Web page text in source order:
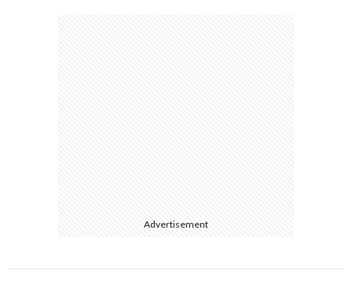
Advertisement